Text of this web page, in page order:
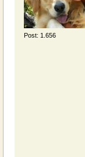
Post: 1.656